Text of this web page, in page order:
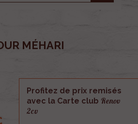
MÉHARI
Profitez de prix remisés
avec la Carte club Renov
2cv